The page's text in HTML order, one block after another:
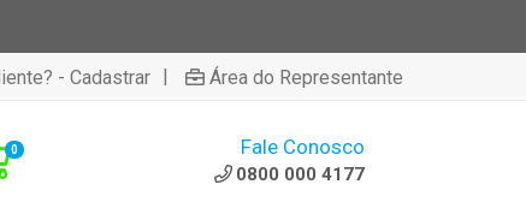
- Cadastrar | Área do Representante
0 Fale Conosco
0800 000 4177